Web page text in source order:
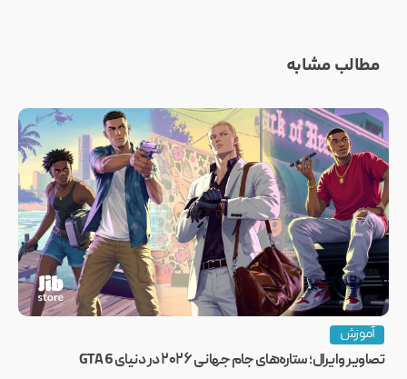
مطالب مشابه
آموزش
تصاویر وایرال؛ ستاره‌های جام جهانی ۲۰۲۶ در دنیای GTA 6